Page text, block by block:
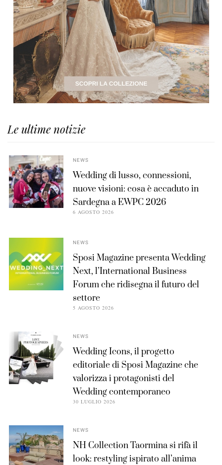
Le ultime notizie
NEWS
Wedding di lusso, connessioni,
nuove visioni: cosa è accaduto in
Sardegna a EWPC 2026
6 AGOSTO 2026
NEWS
Sposi Magazine presenta Wedding
Next, l’International Business
Forum che ridisegna il futuro del
settore
5 AGOSTO 2026
NEWS
Wedding Icons, il progetto
editoriale di Sposi Magazine che
valorizza i protagonisti del
Wedding contemporaneo
30 LUGLIO 2026
NEWS
NH Collection Taormina si rifà il
look: restyling ispirato all’anima